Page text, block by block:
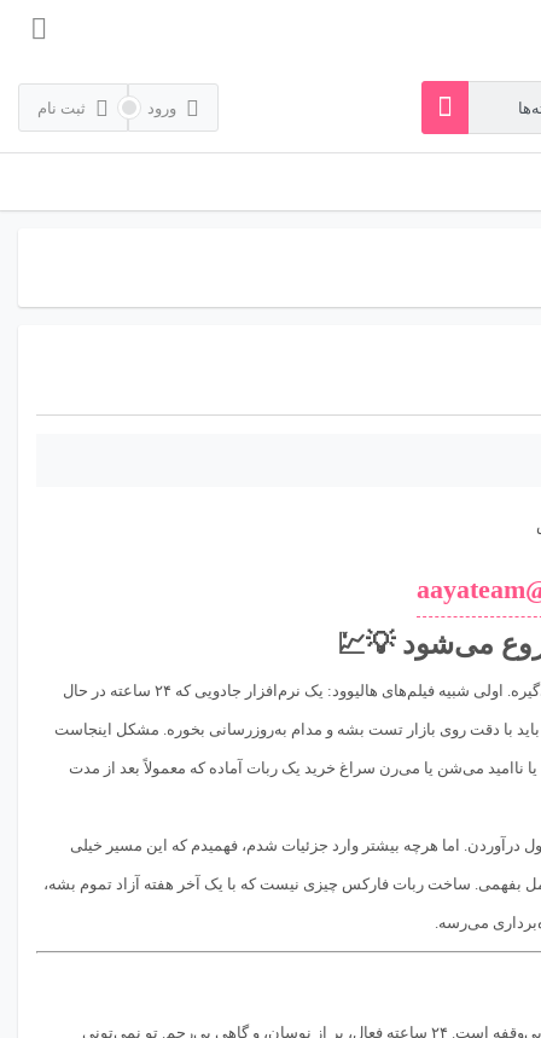
ورود ثبت نام
می‌شود 💡💹
(Forex Robot) بسازم، معمولاً دو تصویر توی ذهنش شکل می‌گیره. اولی شبیه فیلم‌های هالیوود: یک نرم‌افزار جادویی که ۲۴ ساعته در حال
با دقت روی بازار تست بشه و مدام به‌روزرسانی بخوره. مشکل اینجاست
ناامید می‌شن یا می‌رن سراغ خرید یک ربات آماده که معمولاً بعد از مدت
اما هرچه بیشتر وارد جزئیات شدم، فهمیدم که این مسیر خیلی
کامل بفهمی. ساخت ربات فارکس چیزی نیست که با یک آخر هفته آزاد تموم بشه،
می‌رسه.
اگر تا حالا چند ماه ترید دستی کرده باشی، احتمالاً می‌دونی که بازار فارکس مثل یک موجود بی‌خواب و بی‌وقفه است. ۲۴ ساعته فعال، پر از نوسان، و گاهی بی‌رحم. تو نمی‌تونی